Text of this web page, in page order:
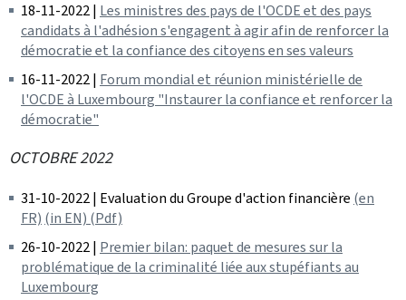
18-11-2022 | Les ministres des pays de l'OCDE et des pays
candidats à l'adhésion s'engagent à agir afin de renforcer la
démocratie et la confiance des citoyens en ses valeurs
16-11-2022 | Forum mondial et réunion ministérielle de
l'OCDE à Luxembourg "Instaurer la confiance et renforcer la
démocratie"
OCTOBRE 2022
31-10-2022 | Evaluation du Groupe d'action financière (en
FR) (in EN) (Pdf)
26-10-2022 | Premier bilan: paquet de mesures sur la
problématique de la criminalité liée aux stupéfiants au
Luxembourg